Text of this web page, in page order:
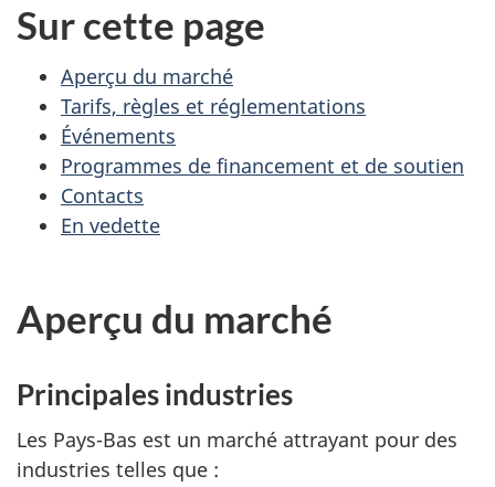
Sur cette page
Aperçu du marché
Tarifs, règles et réglementations
Événements
Programmes de financement et de soutien
Contacts
En vedette
Aperçu du marché
Principales industries
Les Pays-Bas est un marché attrayant pour des
industries telles que :